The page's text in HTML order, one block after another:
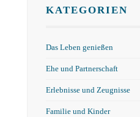
KATEGORIEN
Das Leben genießen
Ehe und Partnerschaft
Erlebnisse und Zeugnisse
Familie und Kinder